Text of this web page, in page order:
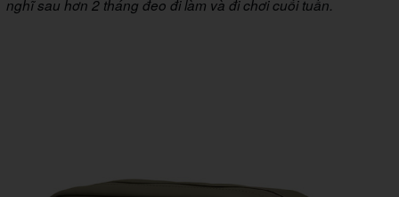
nghĩ sau hơn 2 tháng đeo đi làm và đi chơi cuối tuần.